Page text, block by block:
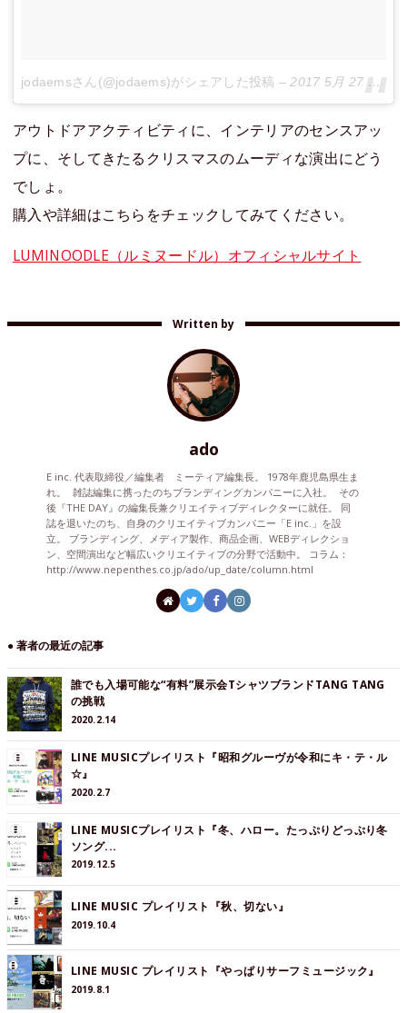
jodaemsさん(@jodaems)がシェアした投稿 –2017 5月 27 1:15午後 PDT
アウトドアアクティビティに、インテリアのセンスアッ
プに、そしてきたるクリスマスのムーディな演出にどう
でしょ。
購入や詳細はこちらをチェックしてみてください。
LUMINOODLE（ルミヌードル）オフィシャルサイト
Written by
ado
E inc. 代表取締役／編集者 ミーティア編集長。 1978年鹿児島県生ま
れ。 雑誌編集に携ったのちブランディングカンパニーに入社。 その
後『THE DAY』の編集長兼クリエイティブディレクターに就任。 同
誌を退いたのち、自身のクリエイティブカンパニー「E inc.」を設
立。 ブランディング、メディア製作、商品企画、WEBディレクショ
ン、空間演出など幅広いクリエイティブの分野で活動中。 コラム：
http://www.nepenthes.co.jp/ado/up_date/column.html
● 著者の最近の記事
誰でも入場可能な“有料”展示会TシャツブランドTANG TANG
の挑戦
2020.2.14
LINE MUSICプレイリスト『昭和グルーヴが令和にキ・テ・ル
☆』
2020.2.7
LINE MUSICプレイリスト『冬、ハロー。たっぷりどっぷり冬
ソング...
2019.12.5
LINE MUSIC プレイリスト『秋、切ない』
2019.10.4
LINE MUSIC プレイリスト『やっぱりサーフミュージック』
2019.8.1